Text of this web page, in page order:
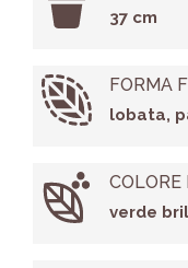
37 cm
FORMA
lobata,
COLORE
verde